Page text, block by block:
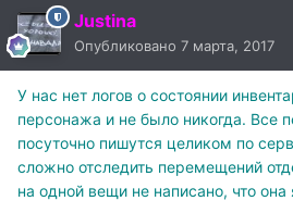
Justina
Опубликовано 7 марта, 2017
У нас нет логов о состоянии
персонажа и не было никогда. Все
посуточно пишутся целиком по
сложно отследить перемещений
на одной вещи не написано, что она